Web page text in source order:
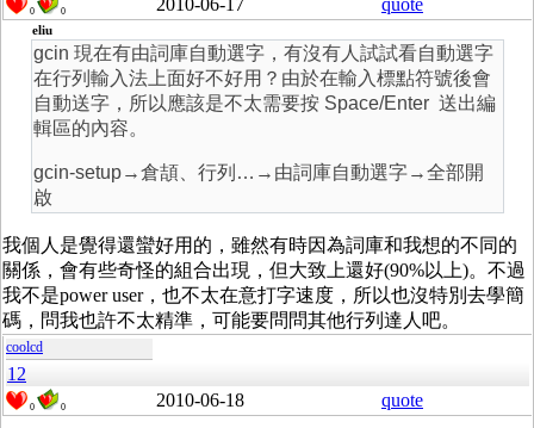
0 0 2010-06-17 quote
eliu
gcin 現在有由詞庫自動選字，有沒有人試試看自動選字
在行列輸入法上面好不好用？由於在輸入標點符號後會
自動送字，所以應該是不太需要按 Space/Enter 送出編
輯區的內容。
gcin-setup→倉頡、行列…→由詞庫自動選字→全部開
啟
我個人是覺得還蠻好用的，雖然有時因為詞庫和我想的不同的
關係，會有些奇怪的組合出現，但大致上還好(90%以上)。不過
我不是power user，也不太在意打字速度，所以也沒特別去學簡
碼，問我也許不太精準，可能要問問其他行列達人吧。
coolcd
12
0 0 2010-06-18 quote